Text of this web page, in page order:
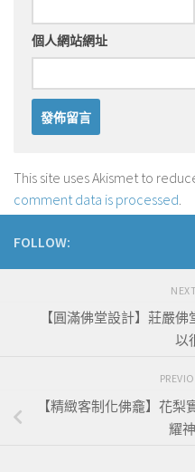
個人網站網址
This site uses Akismet to
comment data is processed
FOLLOW:
【圓滿佛堂設計】莊嚴
以
【精緻客制化佛龕】花
耀